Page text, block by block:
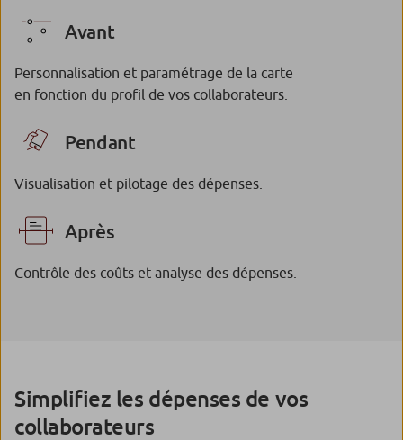
Avant
Personnalisation et paramétrage de la carte
en fonction du profil de vos collaborateurs.
Pendant
Visualisation et pilotage des dépenses.
Après
Contrôle des coûts et analyse des dépenses.
Simplifiez les dépenses de vos
collaborateurs